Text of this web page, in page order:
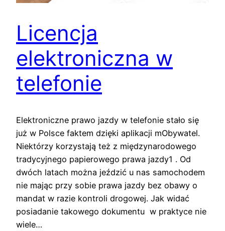
Licencja
elektroniczna w
telefonie
Elektroniczne prawo jazdy w telefonie stało się
już w Polsce faktem dzięki aplikacji mObywatel.
Niektórzy korzystają też z międzynarodowego
tradycyjnego papierowego prawa jazdy1 . Od
dwóch latach można jeździć u nas samochodem
nie mając przy sobie prawa jazdy bez obawy o
mandat w razie kontroli drogowej. Jak widać
posiadanie takowego dokumentu w praktyce nie
wiele…